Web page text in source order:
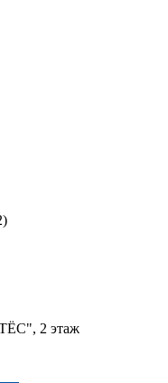
2 этаж